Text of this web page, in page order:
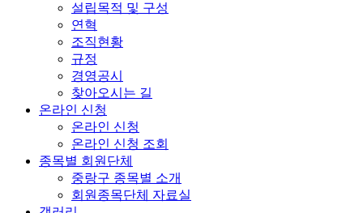
설립목적 및 구성
연혁
조직현황
규정
경영공시
찾아오시는 길
온라인 신청
온라인 신청
온라인 신청 조회
종목별 회원단체
중랑구 종목별 소개
회원종목단체 자료실